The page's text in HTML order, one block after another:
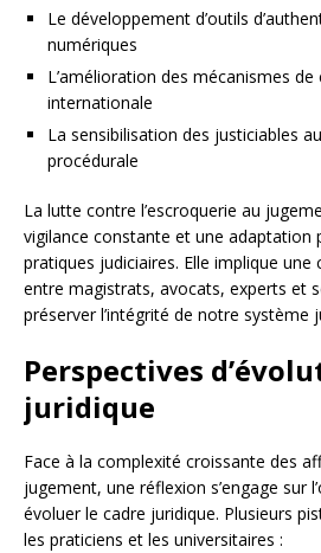
Le développement d’outils
numériques
L’amélioration des mécanismes
internationale
La sensibilisation des justiciables
procédurale
La lutte contre l’escroquerie au
vigilance constante et une adaptation
pratiques judiciaires. Elle implique
entre magistrats, avocats, experts et
préserver l’intégrité de notre système
Perspectives
juridique
Face à la complexité croissante des
jugement, une réflexion s’engage sur
évoluer le cadre juridique. Plusieurs
les praticiens et les universitaires :